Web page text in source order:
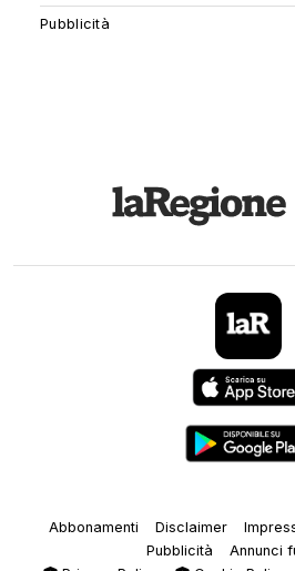
Abbonamenti Disclaimer
Pubblicità
Annunci